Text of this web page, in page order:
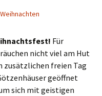
Weihnachten
Für
nicht viel am Hut
zusätzlichen freien Tag
geöffnet
sich mit geistigen